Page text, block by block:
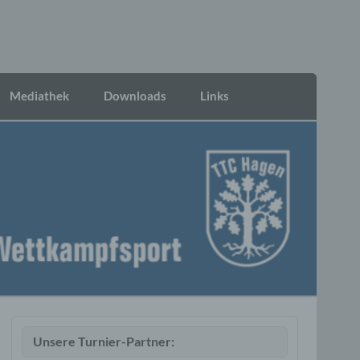
Mediathek Downloads Links
Unsere Turnier-Partner: